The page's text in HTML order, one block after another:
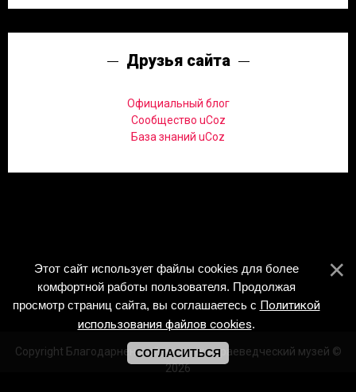
Друзья сайта
Официальный блог
Сообщество uCoz
База знаний uCoz
Copyright Благодарненский историко-краеведческий музей ©
2026
Этот сайт использует файлы cookies для более
комфортной работы пользователя. Продолжая
просмотр страниц сайта, вы соглашаетесь с Политикой
использования файлов cookies.
СОГЛАСИТЬСЯ